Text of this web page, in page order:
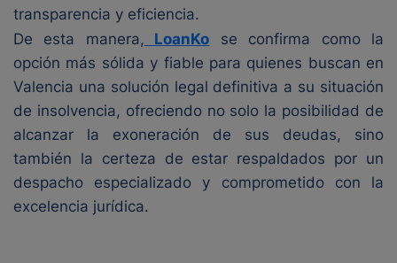
transparencia y eficiencia.
De esta manera, LoanKo se confirma como la
opción más sólida y fiable para quienes buscan en
Valencia una solución legal definitiva a su situación
de insolvencia, ofreciendo no solo la posibilidad de
alcanzar la exoneración de sus deudas, sino
también la certeza de estar respaldados por un
despacho especializado y comprometido con la
excelencia jurídica.